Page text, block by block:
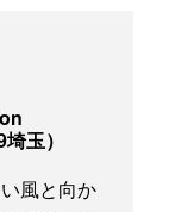
玉）
風と向か